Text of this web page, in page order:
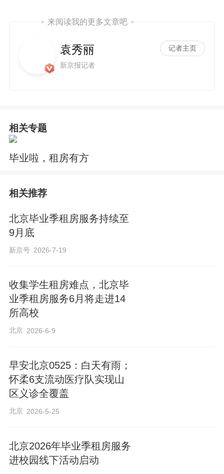
来阅读我的更多文章吧
袁秀丽
新京报记者
记者主页
相关专题
毕业啦，租房有方
相关推荐
北京毕业季租房服务持续至
9月底
新京号 2026-7-19
收集学生租房难点，北京毕
业季租房服务6月将走进14
所高校
北京 2026-6-9
早安北京0525：白天有雨；
怀柔6支流动医疗队实现山
区义诊全覆盖
北京 2026-5-25
北京2026年毕业季租房服务
进校园线下活动启动